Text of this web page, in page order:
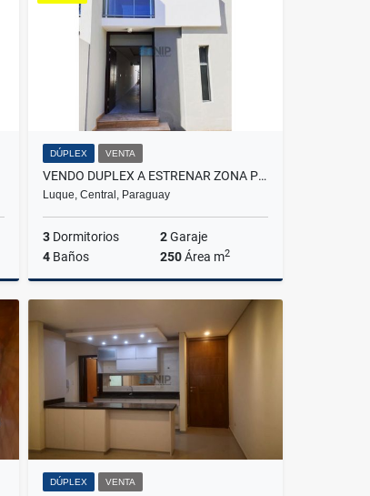
DÚPLEX VENTA
VENDO DUPLEX A ESTRENAR ZONA PLAZA MADERO
Luque, Central, Paraguay
3Dormitorios 2Garaje
4Baños 250Área m2
Venta
US$210,000
DÚPLEX VENTA